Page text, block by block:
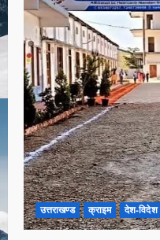
उत्तराखण्ड क्राइम देश-विदेश